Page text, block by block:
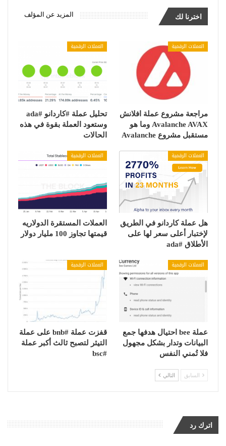
اخترنا لك المزيد عن المؤلف
العملات الرقمية
مراجعة مشروع عملة افلانش
Avalanche AVAX وما هو
مستقبل مشروع Avalanche
العملات الرقمية
تحليل عملة #كاردانو #ada
وستعود العملة بقوة في هذه
الحالات
العملات الرقمية
هل عملة كاردانو في الطريق
لإختبار أعلى سعر لها على
الأطلاق #ada
العملات الرقمية
العملات المستقرة الدولاريه
قيمتها تجاوز 100 مليار دولار
العملات الرقمية
عملة bee احتيال هدفها جمع
البيانات وتدار بشكل مجهول
فلا تُمني النفس
العملات الرقمية
قفزت عملة #bnb على عملة
التيثر لتصبح ثالث أكبر عملة
#bsc
السابق التالي
اترك رد